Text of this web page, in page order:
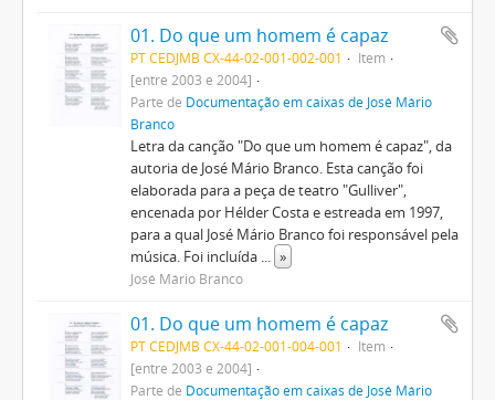
01. Do que um homem é capaz
PT CEDJMB CX-44-02-001-002-001
Item
[entre 2003 e 2004]
Parte de Documentação em caixas de José Mário
Branco
Letra da canção "Do que um homem é capaz", da
autoria de José Mário Branco. Esta canção foi
elaborada para a peça de teatro "Gulliver",
encenada por Hélder Costa e estreada em 1997,
para a qual José Mário Branco foi responsável pela
música. Foi incluída ... »
José Mário Branco
01. Do que um homem é capaz
PT CEDJMB CX-44-02-001-004-001
Item
[entre 2003 e 2004]
Parte de Documentação em caixas de José Mário